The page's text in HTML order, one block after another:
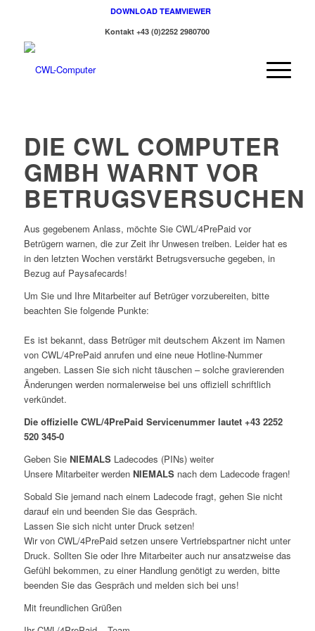
DOWNLOAD TEAMVIEWER
Kontakt +43 (0)2252 2980700
DIE CWL COMPUTER
GMBH WARNT VOR
BETRUGSVERSUCHEN
Aus gegebenem Anlass, möchte Sie CWL/4PrePaid vor
Betrügern warnen, die zur Zeit ihr Unwesen treiben. Leider hat es
in den letzten Wochen verstärkt Betrugsversuche gegeben, in
Bezug auf Paysafecards!
Um Sie und Ihre Mitarbeiter auf Betrüger vorzubereiten, bitte
beachten Sie folgende Punkte:
Es ist bekannt, dass Betrüger mit deutschem Akzent im Namen
von CWL/4PrePaid anrufen und eine neue Hotline-Nummer
angeben. Lassen Sie sich nicht täuschen – solche gravierenden
Änderungen werden normalerweise bei uns offiziell schriftlich
verkündet.
Die offizielle CWL/4PrePaid Servicenummer lautet +43 2252
520 345-0
Geben Sie NIEMALSLadecodes (PINs) weiter
Unsere Mitarbeiter werden NIEMALSnach dem Ladecode fragen!
Sobald Sie jemand nach einem Ladecode fragt, gehen Sie nicht
darauf ein und beenden Sie das Gespräch.
Lassen Sie sich nicht unter Druck setzen!
Wir von CWL/4PrePaid setzen unsere Vertriebspartner nicht unter
Druck. Sollten Sie oder Ihre Mitarbeiter auch nur ansatzweise das
Gefühl bekommen, zu einer Handlung genötigt zu werden, bitte
beenden Sie das Gespräch und melden sich bei uns!
Mit freundlichen Grüßen